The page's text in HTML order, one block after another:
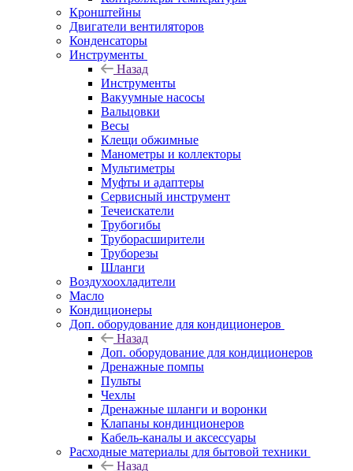
Кронштейны
Двигатели вентиляторов
Конденсаторы
Инструменты
Назад
Инструменты
Вакуумные насосы
Вальцовки
Весы
Клещи обжимные
Манометры и коллекторы
Мультиметры
Муфты и адаптеры
Сервисный инструмент
Течеискатели
Трубогибы
Труборасширители
Труборезы
Шланги
Воздухоохладители
Масло
Кондиционеры
Доп. оборудование для кондиционеров
Назад
Доп. оборудование для кондиционеров
Дренажные помпы
Пульты
Чехлы
Дренажные шланги и воронки
Клапаны кондинционеров
Кабель-каналы и аксессуары
Расходные материалы для бытовой техники
Назад